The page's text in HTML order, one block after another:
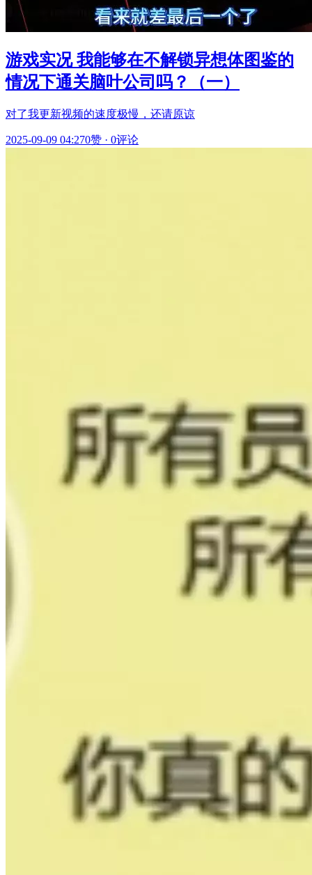
游戏实况 我能够在不解锁异想体图鉴的
情况下通关脑叶公司吗？（一）
对了我更新视频的速度极慢，还请原谅
2025-09-09 04:270赞 · 0评论